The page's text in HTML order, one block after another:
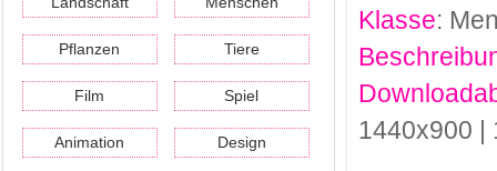
Pflanzen Tiere
Film Spiel
Animation Design
Klasse:
1440x900 |